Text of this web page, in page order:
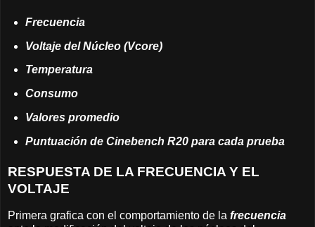
Frecuencia
Voltaje del Núcleo (Vcore)
Temperatura
Consumo
Valores promedio
Puntuación de Cinebench R20 para cada prueba
RESPUESTA DE LA FRECUENCIA Y EL
VOLTAJE
Primera grafica con el comportamiento de la frecuencia